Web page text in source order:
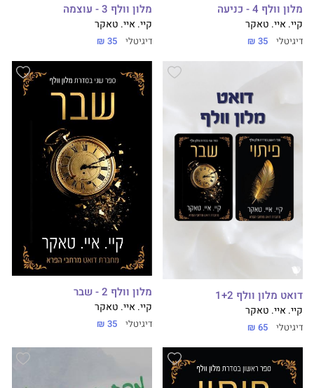
מלון וולף 4 - כניעה
קיי. איי. טאקר
דיגיטלי 35 ₪
מלון וולף 3 - עוצמה
קיי. איי. טאקר
דיגיטלי 35 ₪
דואט מלון וולף 1+2
קיי. איי. טאקר
דיגיטלי 65 ₪
מלון וולף 2 - שבר
קיי. איי. טאקר
דיגיטלי 35 ₪